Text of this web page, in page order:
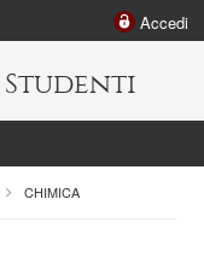
Accedi
CURRENT:
CHIMICA